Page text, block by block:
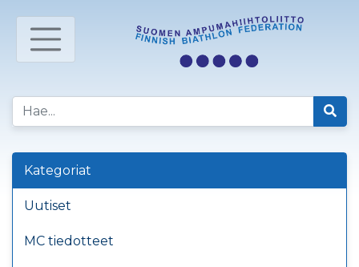
Kategoriat
Uutiset
MC tiedotteet